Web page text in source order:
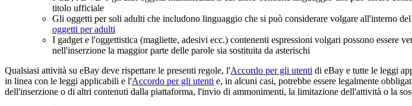
titolo ufficiale
Gli oggetti per soli adulti che includono linguaggio che si può considerare volgare all'interno
oggetti per adulti
I gadget e l'oggettistica (magliette, adesivi ecc.) contenenti espressioni volgari possono essere
nell'inserzione la maggior parte delle parole sia sostituita da asterischi
Qualsiasi attività su eBay deve rispettare le presenti regole, l'Accordo per gli utenti di eBay e tutte le leggi
in linea con le leggi applicabili e l'Accordo per gli utenti e, in alcuni casi, potrebbe essere legalmente
dell'inserzione o di altri contenuti dalla piattaforma, l'invio di ammonimenti, la limitazione dell'attività o la